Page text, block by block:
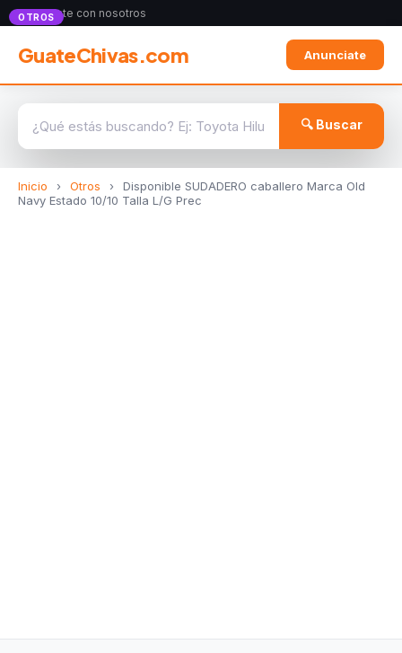
Anunciate con nosotros
GuateChivas.com Anunciate
🔍 Buscar
Inicio › Otros ›
Disponible SUDADERO caballero Marca Old
Navy Estado 10/10 Talla L/G Prec
OTROS